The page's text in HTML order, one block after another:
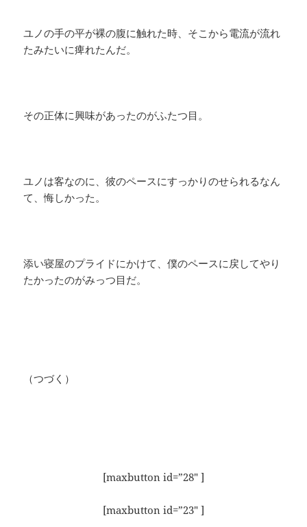
ユノの手の平が裸の腹に触れた時、そこから電流が流れ
たみたいに痺れたんだ。
その正体に興味があったのがふたつ目。
ユノは客なのに、彼のペースにすっかりのせられるなん
て、悔しかった。
添い寝屋のプライドにかけて、僕のペースに戻してやり
たかったのがみっつ目だ。
（つづく）
[maxbutton id=”28″ ]
[maxbutton id=”23″ ]